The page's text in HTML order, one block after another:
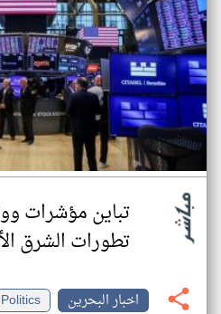
تباين مؤشرات
تطورات الشرق
اخبار البحرين
Politics